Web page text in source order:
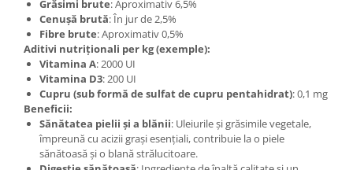
Grăsimi brute: Aproximativ 6,5%
Cenușă brută: În jur de 2,5%
Fibre brute: Aproximativ 0,5%
Aditivi nutriționali per kg (exemple):
Vitamina A: 2000 UI
Vitamina D3: 200 UI
Cupru (sub formă de sulfat de cupru pentahidrat): 0,1 mg
Beneficii:
Sănătatea pielii și a blănii: Uleiurile și grăsimile vegetale,
împreună cu acizii grași esențiali, contribuie la o piele
sănătoasă și o blană strălucitoare.